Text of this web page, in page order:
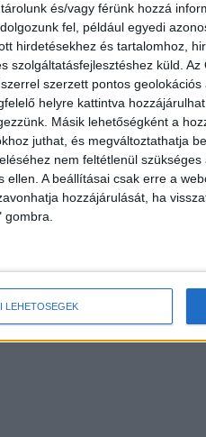
és/vagy férünk hozzá
fel, például egyedi
hirdetésekhez és tartalomhoz,
szolgáltatásfejlesztéshez küld. Az
szerzett pontos
helyre kattintva
Másik lehetőségként a
juthat, és megváltoztathatja
nem feltétlenül
ellen. A beállításai csak erre a
hozzájárulását, ha
gombra.
LEHETŐSÉGEK